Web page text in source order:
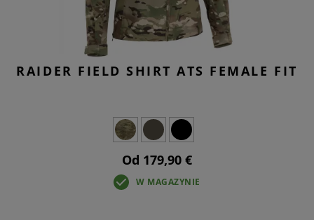
RAIDER FIELD SHIRT ATS FEMALE FIT
Od 179,90 €
W MAGAZYNIE